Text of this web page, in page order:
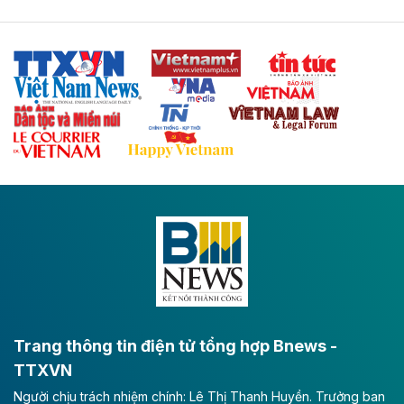
Thái Nguyên và các tỉnh trung du, miền núi phía Bắc
với hệ thống cửa khẩu quốc tế tại Lạng Sơn.
Theo baodautu.vn
Đề xuất đầu tư 11.500 tỷ đồng xây dựng cao
tốc CT.11 qua Ninh Bình
Đông A dài khoảng 25,1 km được kỳ vọng sẽ tạo động
lực phát triển kinh tế - xã hội khu vực phía Nam đồng
Long Thành
Tổng công ty Cảng hàng không Việt Nam - CTCP
(ACV) vừa lập kỷ lục mới về lợi nhuận trong quý
Trang thông tin điện tử tổng hợp Bnews -
TTXVN
Người chịu trách nhiệm chính: Lê Thị Thanh Huyền. Trưởng ban